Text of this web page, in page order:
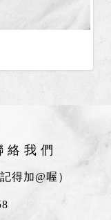
絡我們
得加@喔）